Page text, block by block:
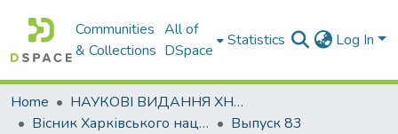
Communities
& Collections
All of
DSpace
Statistics Log In
Home
НАУКОВІ ВИДАННЯ ХНАДУ
Вісник Харківського національного автомобільно-дорожнього університету / Вестник Харьковского национального автомобильно-дорожного университета
Выпуск 83